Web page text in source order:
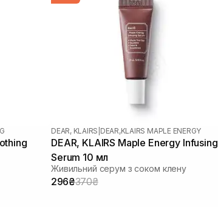
DEAR, KLAIRS DEAR,KLAIRS MAPLE ENERGY
DEAR, KLAIRS Maple Energy Infusing
Serum 10 мл
Живильний серум з соком клену
296₴370₴